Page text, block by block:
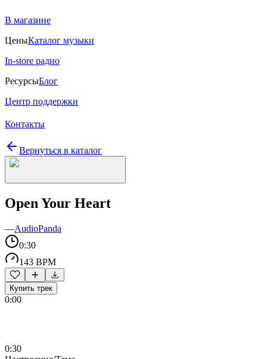
В магазине
ЦеныКаталог музыки
In-store радио
РесурсыБлог
Центр поддержки
Контакты
Вернуться в каталог
Open Your Heart
—AudioPanda
0:30
143 BPM
Купить трек
0:00
0:30